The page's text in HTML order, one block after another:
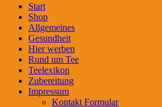
Start
Shop
Allgemeines
Gesundheit
Hier werben
Rund um Tee
Teelexikon
Zubereitung
Impressum
Kontakt Formular